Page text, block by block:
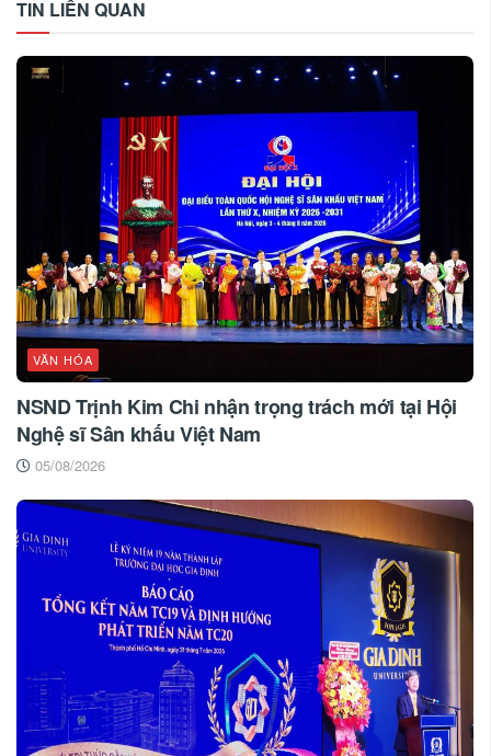
TIN LIÊN QUAN
VĂN HÓA
NSND Trịnh Kim Chi nhận trọng trách mới tại Hội
Nghệ sĩ Sân khấu Việt Nam
05/08/2026